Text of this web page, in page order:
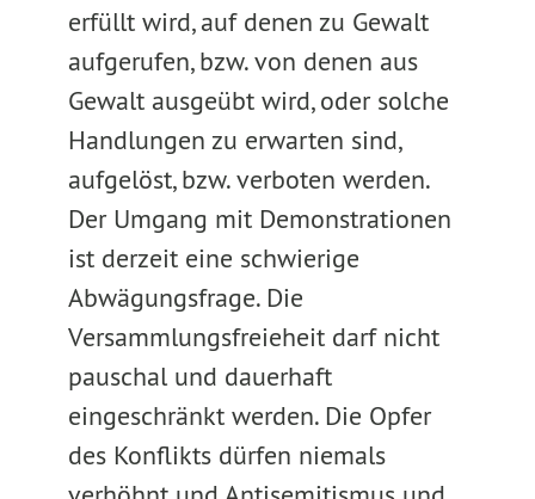
erfüllt wird, auf denen zu Gewalt
aufgerufen, bzw. von denen aus
Gewalt ausgeübt wird, oder solche
Handlungen zu erwarten sind,
aufgelöst, bzw. verboten werden.
Der Umgang mit Demonstrationen
ist derzeit eine schwierige
Abwägungsfrage. Die
Versammlungsfreieheit darf nicht
pauschal und dauerhaft
eingeschränkt werden. Die Opfer
des Konflikts dürfen niemals